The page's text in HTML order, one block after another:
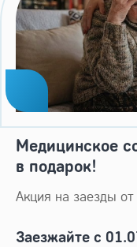
Медицинское
в подарок!
Акция на заезды
Заезжайте с